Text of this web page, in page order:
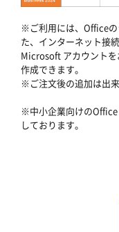
※ご利用には、Officeの
た、インターネット接
Microsoft アカウント
作成できます。
※ご注文後の追加は出
※中小企業向けの
しております。